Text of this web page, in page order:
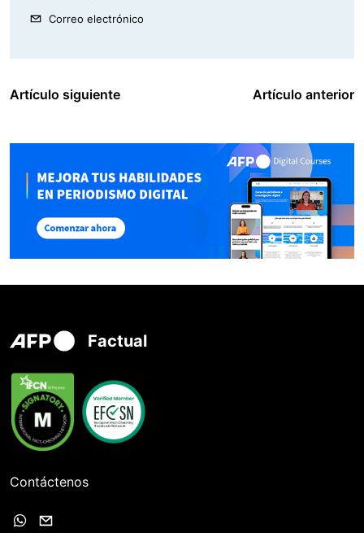
Correo electrónico
Artículo siguiente Artículo anterior
Factual
Contáctenos